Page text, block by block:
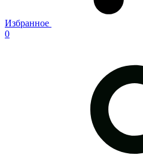
Избранное
0